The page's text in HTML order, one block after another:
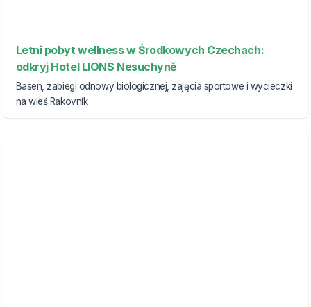
Letni pobyt wellness w Środkowych Czechach:
odkryj Hotel LIONS Nesuchyně
Basen, zabiegi odnowy biologicznej, zajęcia sportowe i wycieczki
na wieś Rakovník